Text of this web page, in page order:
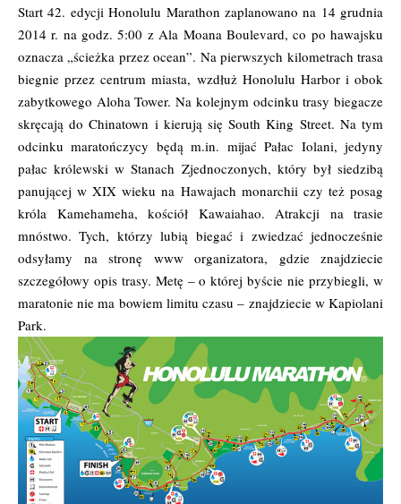
Start 42. edycji Honolulu Marathon zaplanowano na 14 grudnia
2014 r. na godz. 5:00 z Ala Moana Boulevard, co po hawajsku
oznacza „ścieżka przez ocean”. Na pierwszych kilometrach trasa
biegnie przez centrum miasta, wzdłuż Honolulu Harbor i obok
zabytkowego Aloha Tower. Na kolejnym odcinku trasy biegacze
skręcają do Chinatown i kierują się South King Street. Na tym
odcinku maratończycy będą m.in. mijać Pałac Iolani, jedyny
pałac królewski w Stanach Zjednoczonych, który był siedzibą
panującej w XIX wieku na Hawajach monarchii czy też posag
króla Kamehameha, kościół Kawaiahao. Atrakcji na trasie
mnóstwo. Tych, którzy lubią biegać i zwiedzać jednocześnie
odsyłamy na stronę www organizatora, gdzie znajdziecie
szczegółowy opis trasy. Metę – o której byście nie przybiegli, w
maratonie nie ma bowiem limitu czasu – znajdziecie w Kapiolani
Park.